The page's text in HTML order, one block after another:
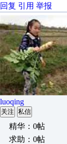
回复 引用 举报
luoqing
关注 私信
精华：0帖
求助：0帖